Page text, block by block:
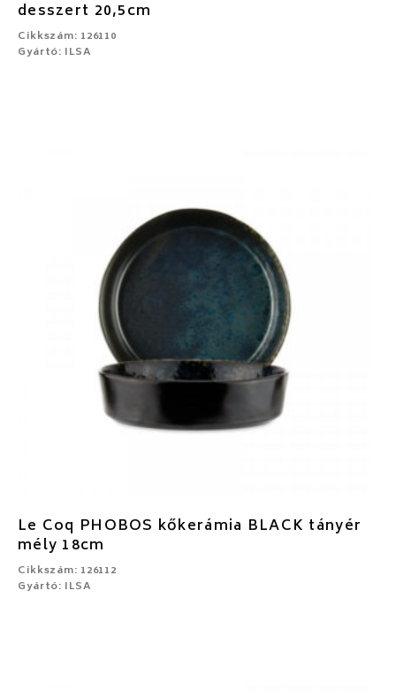
desszert 20,5cm
Cikkszám: 126110
Gyártó: ILSA
Le Coq PHOBOS kőkerámia BLACK tányér
mély 18cm
Cikkszám: 126112
Gyártó: ILSA